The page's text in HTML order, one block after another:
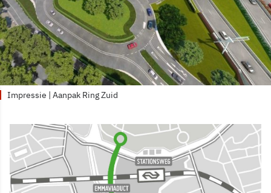
Impressie | Aanpak Ring Zuid